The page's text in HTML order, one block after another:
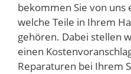
bekommen Sie von uns
welche Teile in Ihrem
gehören. Dabei stellen
einen
Reparaturen bei Ihrem